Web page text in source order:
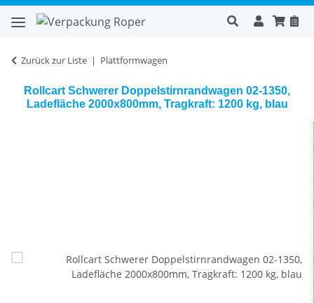
Zurück zur Liste Plattformwagen
Rollcart Schwerer Doppelstirnrandwagen 02-1350,
Ladefläche 2000x800mm, Tragkraft: 1200 kg, blau